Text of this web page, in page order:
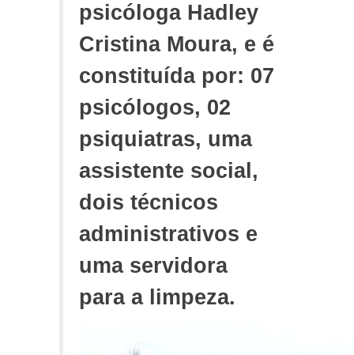
psicóloga Hadley
Cristina Moura, e é
constituída por: 07
psicólogos, 02
psiquiatras, uma
assistente social,
dois técnicos
administrativos e
uma servidora
para a limpeza.